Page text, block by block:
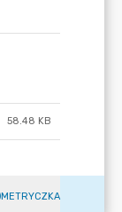
58.48 KB
METRYCZKA